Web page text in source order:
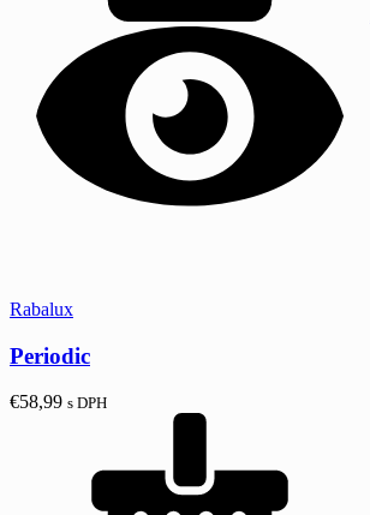
Rabalux
Periodic
€58,99 s DPH